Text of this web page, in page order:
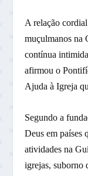
A relação
muçulmanos na
contínua
afirmou o
Ajuda à Igreja
Segundo a
Deus em países
atividades na
igrejas, suborno